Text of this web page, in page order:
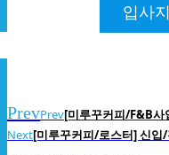
입사
PrevPrev[미루꾸커피/F&B사
Next[미루꾸커피/로스터] 신입